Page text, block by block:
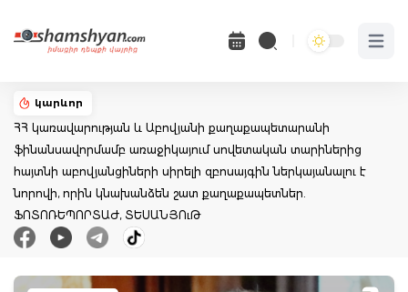
Open
կարևոր
ՀՀ կառավարության և Աբովյանի քաղաքապետարանի
ֆինանսավորմամբ առաջիկայում սովետական տարիներից
հայտնի աբովյանցիների սիրելի զբոսայգին ներկայանալու է
նորովի, որին կնախանձեն շատ քաղաքապետներ.
ՖՈՏՈՌԵՊՈՐՏԱԺ, ՏԵՍԱՆՅՈւԹ